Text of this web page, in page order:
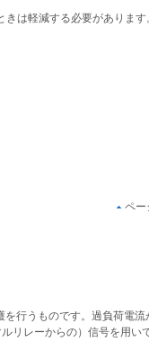
は軽減する必要がありま
ペー
行うものです。過負荷電流
リレーからの）信号を用い